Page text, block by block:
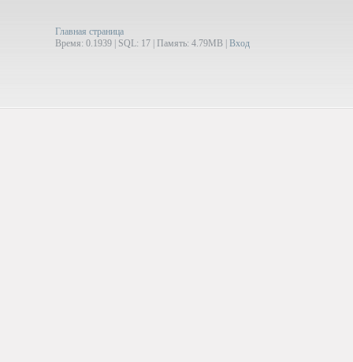
Главная страница
Время: 0.1939 | SQL: 17 | Память: 4.79MB Вход